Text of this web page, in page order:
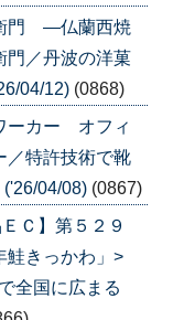
門 ―仏蘭西焼
／丹波の洋菓
04/12) (0868)
ーカー オフィ
特許技術で靴
04/08) (0867)
Ｃ】第５２９
鮭きっかわ」>
全国に広まる